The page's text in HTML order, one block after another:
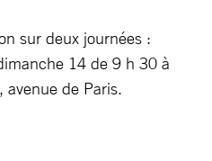
sur deux journées :
14 de 9 h 30 à
avenue de Paris.